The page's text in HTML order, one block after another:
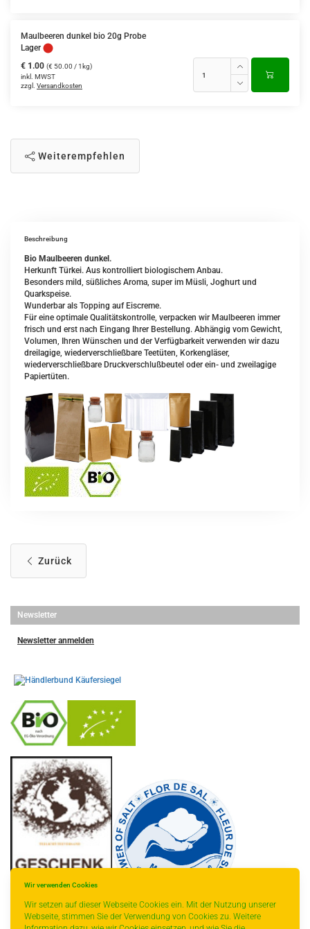
Wir verwenden Cookies
Wir setzen auf dieser Webseite Cookies ein. Mit der Nutzung unserer
Webseite, stimmen Sie der Verwendung von Cookies zu. Weitere
Maulbeeren dunkel bio 20g Probe
Lager
€ 1.00 (€ 50.00 / 1kg)
inkl. MWST
zzgl. Versandkosten
Weiterempfehlen
Beschreibung
Bio Maulbeeren dunkel.
Herkunft Türkei. Aus kontrolliert biologischem Anbau.
Besonders mild, süßliches Aroma, super im Müsli, Joghurt und
Quarkspeise.
Wunderbar als Topping auf Eiscreme.
Für eine optimale Qualitätskontrolle, verpacken wir Maulbeeren immer
frisch und erst nach Eingang Ihrer Bestellung. Abhängig vom Gewicht,
Volumen, Ihren Wünschen und der Verfügbarkeit verwenden wir dazu
dreilagige, wiederverschließbare Teetüten, Korkengläser,
wiederverschließbare Druckverschlußbeutel oder ein- und zweilagige
Papiertüten.
Zurück
Newsletter
Newsletter anmelden